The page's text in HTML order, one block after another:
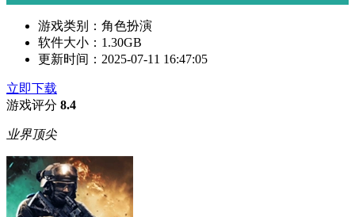
游戏类别： 角色扮演
软件大小： 1.30GB
更新时间： 2025-07-11 16:47:05
立即下载
游戏评分 8.4
业界顶尖